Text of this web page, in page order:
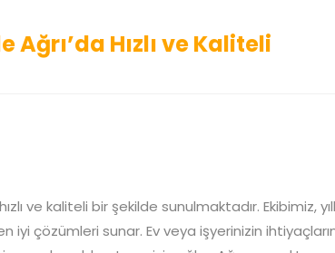
Ağrı’da Hızlı ve Kaliteli
ve kaliteli bir şekilde sunulmaktadır. Ekibimiz,
iyi çözümleri sunar. Ev veya işyerinizin